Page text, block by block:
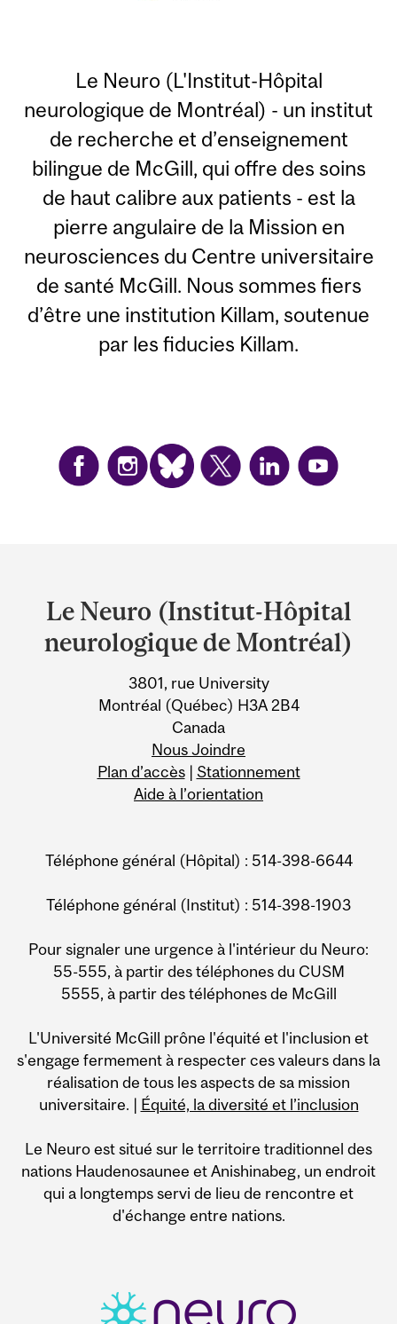
Le Neuro (L'Institut-Hôpital
neurologique de Montréal) - un institut
de recherche et d’enseignement
bilingue de McGill, qui offre des soins
de haut calibre aux patients - est la
pierre angulaire de la Mission en
neurosciences du Centre universitaire
de santé McGill. Nous sommes fiers
d’être une institution Killam, soutenue
par les fiducies Killam.
and
University
Information
Le Neuro (Institut-Hôpital
neurologique de Montréal)
3801, rue University
Montréal (Québec) H3A 2B4
Canada
Nous Joindre
Plan d’accès| Stationnement
Aide à l’orientation
Téléphone général (Hôpital) : 514-398-6644
Téléphone général (Institut) : 514-398-1903
Pour signaler une urgence à l'intérieur du Neuro:
55-555, à partir des téléphones du CUSM
5555, à partir des téléphones de McGill
L'Université McGill prône l'équité et l'inclusion et
s'engage fermement à respecter ces valeurs dans la
réalisation de tous les aspects de sa mission
universitaire. | Équité, la diversité et l’inclusion
Le Neuro est situé sur le territoire traditionnel des
nations Haudenosaunee et Anishinabeg, un endroit
qui a longtemps servi de lieu de rencontre et
d'échange entre nations.